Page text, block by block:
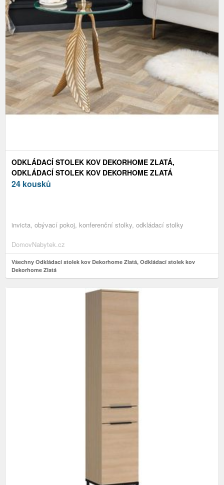
ODKLÁDACÍ STOLEK KOV DEKORHOME ZLATÁ,
ODKLÁDACÍ STOLEK KOV DEKORHOME ZLATÁ
24 kousků
invicta, obývací pokoj, konferenční stolky, odkládací stolky
DomovNabytek.cz
Všechny Odkládací stolek kov Dekorhome Zlatá, Odkládací stolek kov
Dekorhome Zlatá